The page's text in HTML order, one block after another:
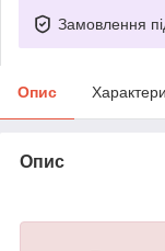
Замовлення
Опис
Опис